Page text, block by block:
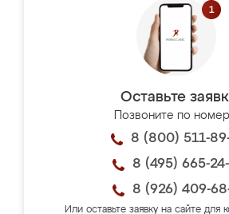
Оставьте
Позвоните по
8 (800) 511-
8 (495) 665-
8 (926) 409-
Или оставьте заявку на сайте для